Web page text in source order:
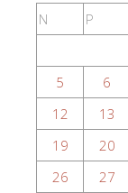
N
P
5
6
12
13
19
20
26
27